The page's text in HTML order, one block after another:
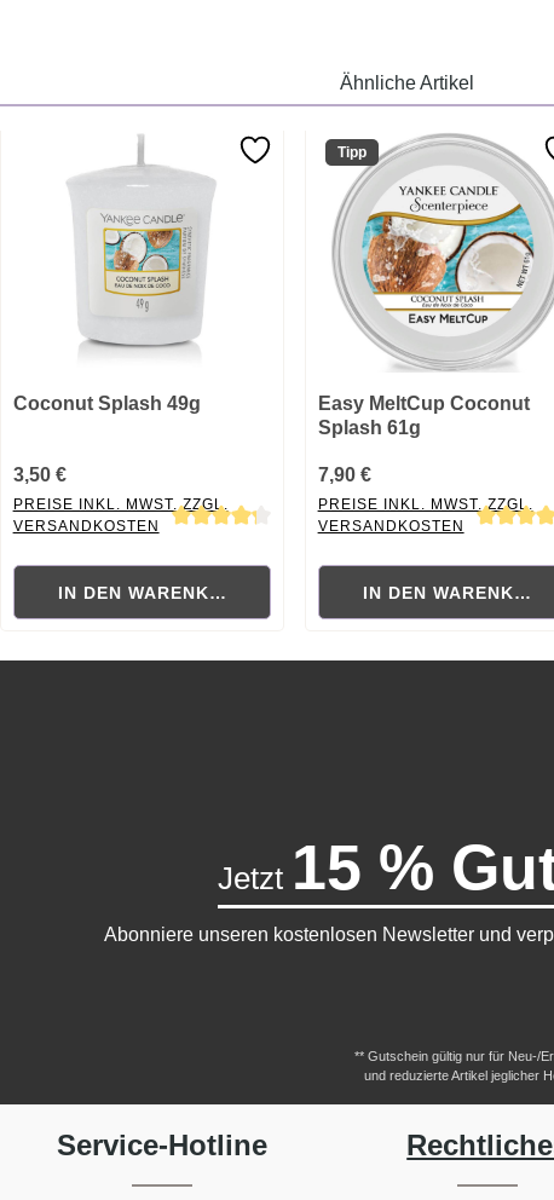
Ähnliche Artikel
Coconut Splash 49g
3,50 €
PREISE INKL. MWST. ZZGL.
VERSANDKOSTEN
IN DEN WARENKORB
Tipp
Easy MeltCup Coconut
Splash 61g
7,90 €
PREISE INKL. MWST. ZZGL.
VERSANDKOSTEN
IN DEN WARENKORB
Jetzt 15 %
Abonniere unseren kostenlosen Newsletter und
** Gutschein gültig nur für Neu-/
und reduzierte Artikel jeglicher
Service-Hotline